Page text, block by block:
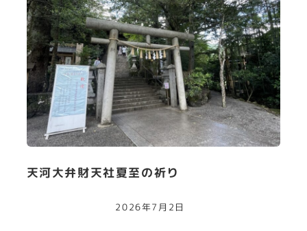
天河大弁財天社夏至の祈り
2026年7月2日